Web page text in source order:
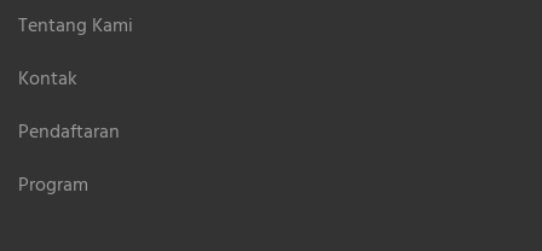
Tentang Kami
Kontak
Pendaftaran
Program